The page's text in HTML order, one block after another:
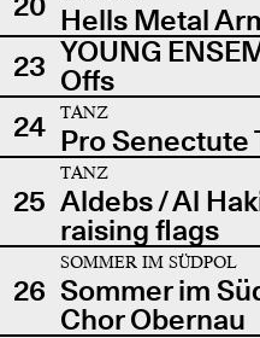
Hells Metal
23 YOUNG
Offs
24
TANZ
Pro Senectute
25
TANZ
Aldebs / Al
raising flags
26
SOMMER IM SÜDPOL
Sommer im
Chor Obernau